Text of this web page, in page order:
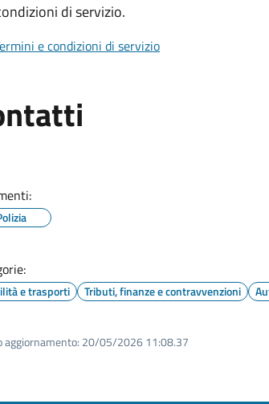
di servizio.
e condizioni di servizio
e trasporti Tributi, finanze e contravvenzioni
aggiornamento: 20/05/2026 11:08.37